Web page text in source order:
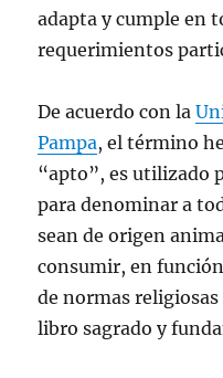
adapta y cumple en
requerimientos
De acuerdo con la
Pampa, el término
“apto”, es utilizado
para denominar a
sean de origen
consumir, en
de normas
libro sagrado y